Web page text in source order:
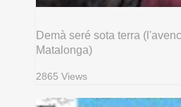
Demà seré sota terra
Matalonga)
2865 Views